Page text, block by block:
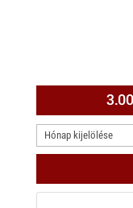
3.000
ÍRÁS
BLOGON